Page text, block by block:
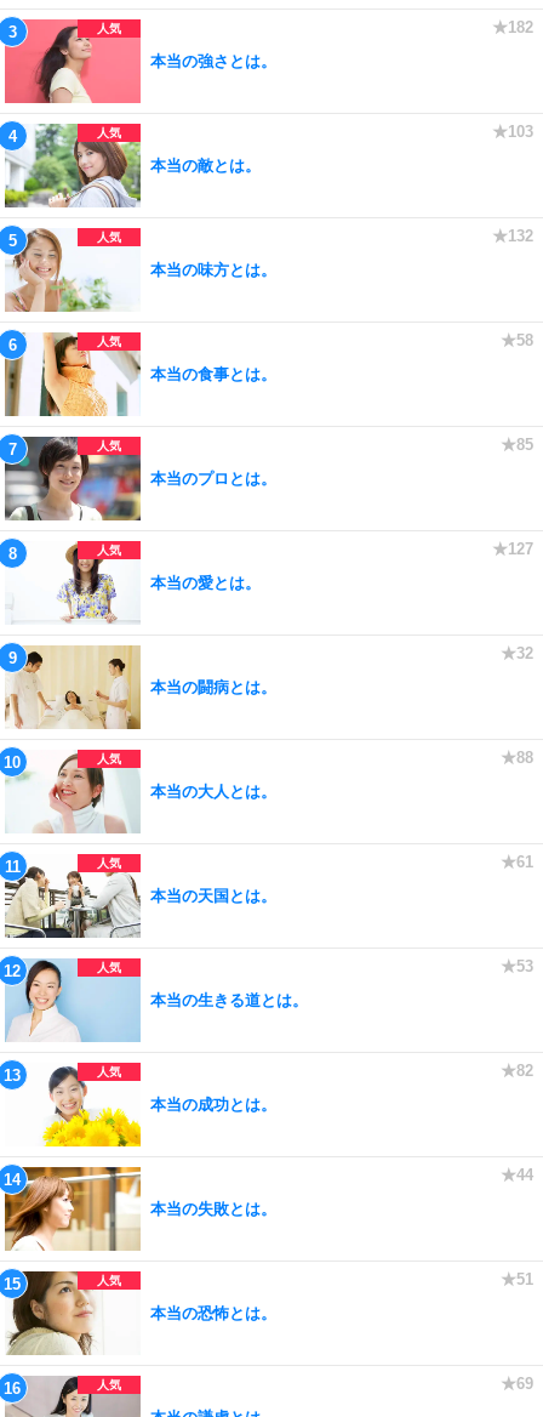
本当の強さとは。
本当の敵とは。
本当の味方とは。
本当の食事とは。
本当のプロとは。
本当の愛とは。
本当の闘病とは。
本当の大人とは。
本当の天国とは。
本当の生きる道とは。
本当の成功とは。
本当の失敗とは。
本当の恐怖とは。